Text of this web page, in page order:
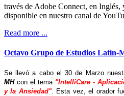
través de Adobe Connect, en
disponible en nuestro canal de
Read more ...
Octavo Grupo de Estudios Latin-
Se llevó a cabo el 30 de Marzo
MHcon el tema "IntelliCare -
y la Ansiedad". Esta vez, el orador